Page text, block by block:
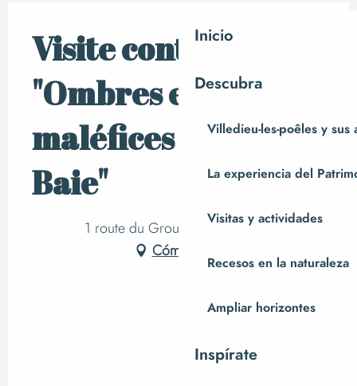
Inicio
Descubra
Villedieu-les-poêles y sus
La experiencia del
Visitas y actividades
Recesos en la naturaleza
Ampliar horizontes
Inspírate
Visite contée
"Ombres et
maléfices de la
Baie"
1 route du Grouin du Sud, Vains
Cómo llegar